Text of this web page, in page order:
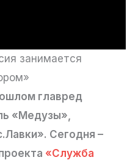
занимается
главред
«Медузы»,
Сегодня –
«Служба